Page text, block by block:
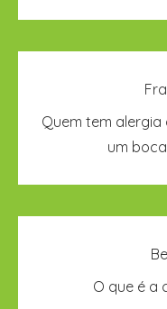
Quem tem
um
Não. Quem tem
mesmo que
O que é a
Caneta de
muito grave.